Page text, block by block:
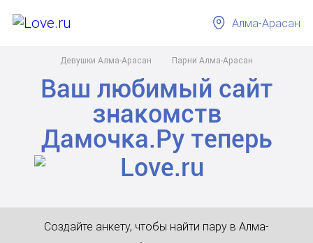
Девушки Алма-Арасан Парни Алма-Арасан
Алма-Арасан
Ваш любимый сайт
знакомств
Дамочка.Рутеперь
Создайте анкету, чтобы найти пару в Алма-